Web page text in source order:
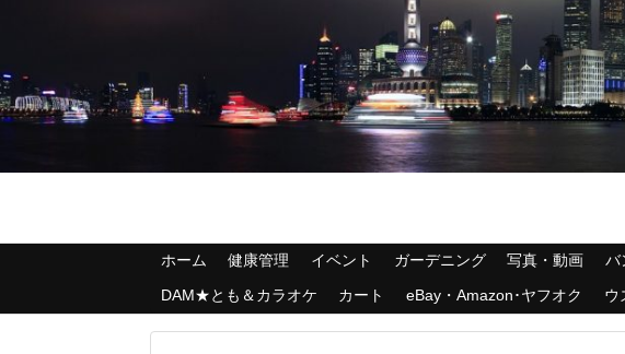
ホーム 健康管理 イベント ガーデニング 写真・動画 バ
DAM★とも＆カラオケ
カート eBay・Amazon･ヤフオク ウ